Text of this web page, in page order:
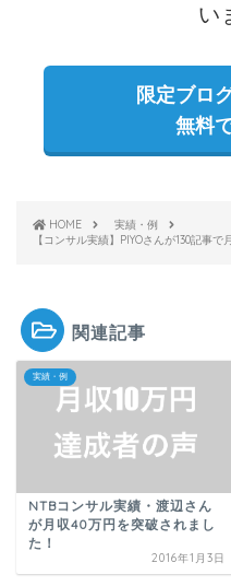
い
限定ブロ
無料
HOME
実績・例
【コンサル実績】PIYOさんが130記事
関連記事
実績・例
NTBコンサル実績・渡辺さん
が月収40万円を突破されまし
た！
2016年1月3日